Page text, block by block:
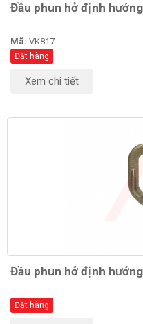
Đầu phun hở định
Mã: VK817
Đặt hàng
Xem chi tiết
Đầu phun hở định
Đặt hàng